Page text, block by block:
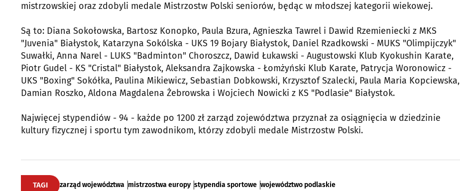
mistrzowskiej oraz zdobyli medale Mistrzostw Polski seniorów, będąc w młodszej kategorii wiekowej.
Są to: Diana Sokołowska, Bartosz Konopko, Paula Bzura, Agnieszka Tawrel i Dawid Rzemieniecki z MKS
"Juvenia" Białystok, Katarzyna Sokólska - UKS 19 Bojary Białystok, Daniel Rzadkowski - MUKS "Olimpijczyk"
Suwałki, Anna Narel - LUKS "Badminton" Choroszcz, Dawid Łukawski - Augustowski Klub Kyokushin Karate,
Piotr Gudel - KS "Cristal" Białystok, Aleksandra Zajkowska - Łomżyński Klub Karate, Patrycja Woronowicz -
UKS "Boxing" Sokółka, Paulina Mikiewicz, Sebastian Dobkowski, Krzysztof Szalecki, Paula Maria Kopciewska,
Damian Roszko, Aldona Magdalena Żebrowska i Wojciech Nowicki z KS "Podlasie" Białystok.
Najwięcej stypendiów - 94 - każde po 1200 zł zarząd zojewództwa przyznał za osiągnięcia w dziedzinie
kultury fizycznej i sportu tym zawodnikom, którzy zdobyli medale Mistrzostw Polski.
TAGI zarząd województwa mistrzostwa europy stypendia sportowe województwo podlaskie